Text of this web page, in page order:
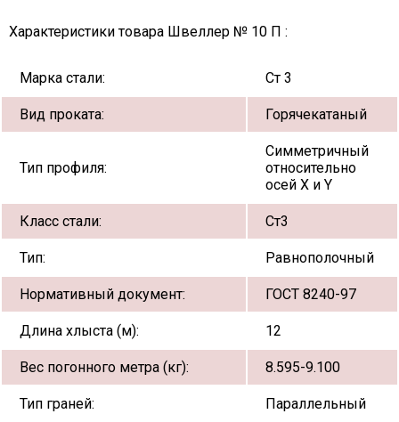
Характеристики товара Швеллер № 10 П :
Марка стали: Ст 3
Вид проката: Горячекатаный
Тип профиля:
Симметричный
относительно
осей X и Y
Класс стали: Ст3
Тип: Равнополочный
Нормативный документ: ГОСТ 8240-97
Длина хлыста (м): 12
Вес погонного метра (кг): 8.595-9.100
Тип граней: Параллельный